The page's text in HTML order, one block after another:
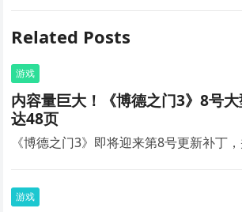
Related Posts
游戏
内容量巨大！《博德之门3》8号
达48页
《博德之门3》即将迎来第8号更新补丁
游戏